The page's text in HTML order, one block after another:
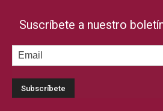
Suscríbete a nuestro